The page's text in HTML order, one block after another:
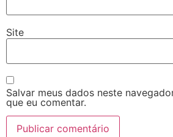
Site
Salvar meus dados neste
que eu comentar.